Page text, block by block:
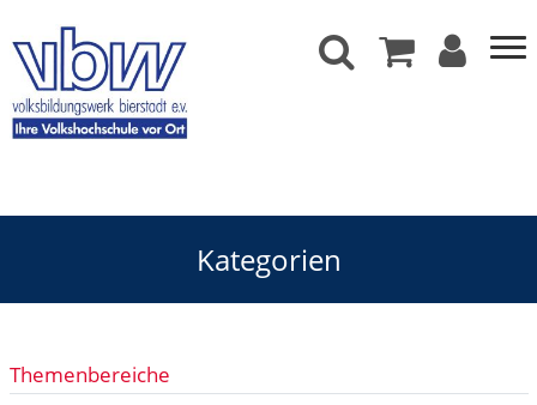
Kategorien
Kreativität
Themenbereiche